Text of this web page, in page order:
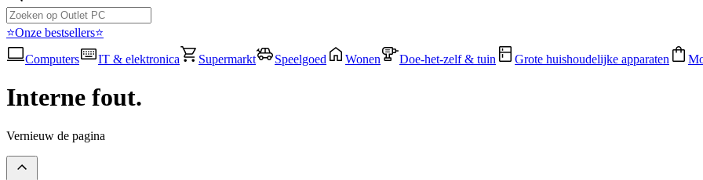
⭐Onze bestsellers⭐
Computers
IT & elektronica Supermarkt Speelgoed Wonen Doe-het-zelf & tuin Grote huishoudelijke apparaten
Interne fout.
Vernieuw de pagina